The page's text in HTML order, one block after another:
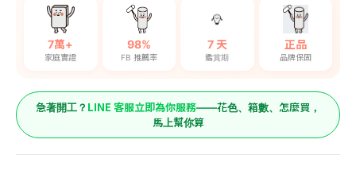
7萬+
家庭實證
98%
FB 推薦率
7 天
鑑賞期
正品
品牌保固
急著開工？ LINE 客服立即為你服務——花色、箱數、怎麼買，
馬上幫你算